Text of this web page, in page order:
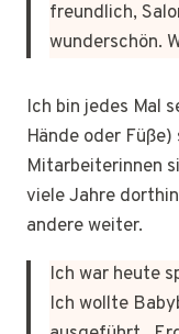
freundlich,
wunderschön.
Ich bin jedes Mal
Hände oder
Mitarbeiterinnen
viele Jahre
andere weiter.
Ich war heute
Ich wollte